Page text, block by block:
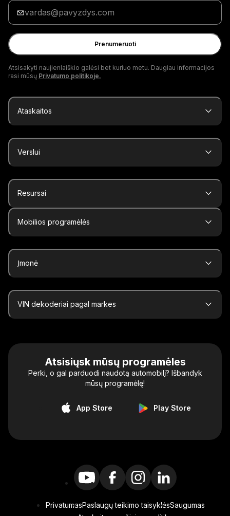
Įrašyk
savo
el.
pašto
adresą
Prenumeruoti
Atsisakyti naujienlaiškio galėsi bet kuriuo metu. Daugiau informacijos
rasi mūsų Privatumo politikoje.
Ataskaitos
Verslui
Resursai
Mobilios programėlės
Įmonė
VIN dekoderiai pagal markes
Atsisiųsk mūsų programėles
Perki, o gal parduodi naudotą automobilį? Išbandyk
mūsų programėlę!
App Store Play Store
PrivatumasPaslaugų teikimo taisyklėsSaugumas